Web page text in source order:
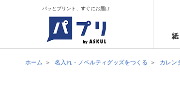
パッとプリント、すぐにお届け
ホーム 名入れ・ノベルティグッズをつくる カレン